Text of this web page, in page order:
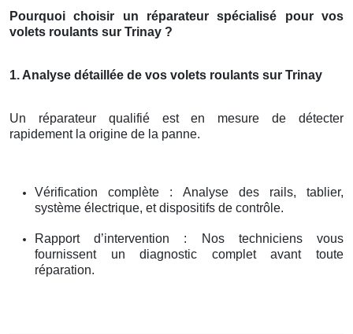
Pourquoi choisir un réparateur spécialisé pour vos
volets roulants sur Trinay ?
1. Analyse détaillée de vos volets roulants sur Trinay
Un réparateur qualifié est en mesure de détecter
rapidement la origine de la panne.
Vérification complète : Analyse des rails, tablier,
système électrique, et dispositifs de contrôle.
Rapport d’intervention : Nos techniciens vous
fournissent un diagnostic complet avant toute
réparation.